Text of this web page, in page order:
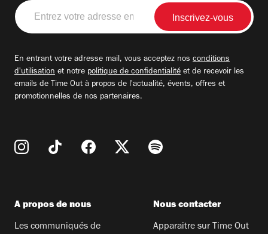
Entrez
votre
adresse
En entrant votre adresse mail, vous acceptez nos conditions
d'utilisation et notre politique de confidentialité et de recevoir les
emails de Time Out à propos de l'actualité, évents, offres et
promotionnelles de nos partenaires.
A propos de nous
Les communiqués de
Nous contacter
Apparaitre sur Time Out